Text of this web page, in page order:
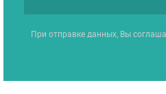
При отправке данных, Вы